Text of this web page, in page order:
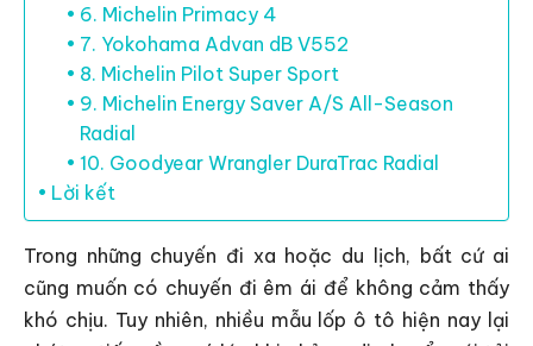
6. Michelin Primacy 4
7. Yokohama Advan dB V552
8. Michelin Pilot Super Sport
9. Michelin Energy Saver A/S All-Season
Radial
10. Goodyear Wrangler DuraTrac Radial
Lời kết
Trong những chuyến đi xa hoặc du lịch, bất cứ ai
cũng muốn có chuyến đi êm ái để không cảm thấy
khó chịu. Tuy nhiên, nhiều mẫu lốp ô tô hiện nay lại